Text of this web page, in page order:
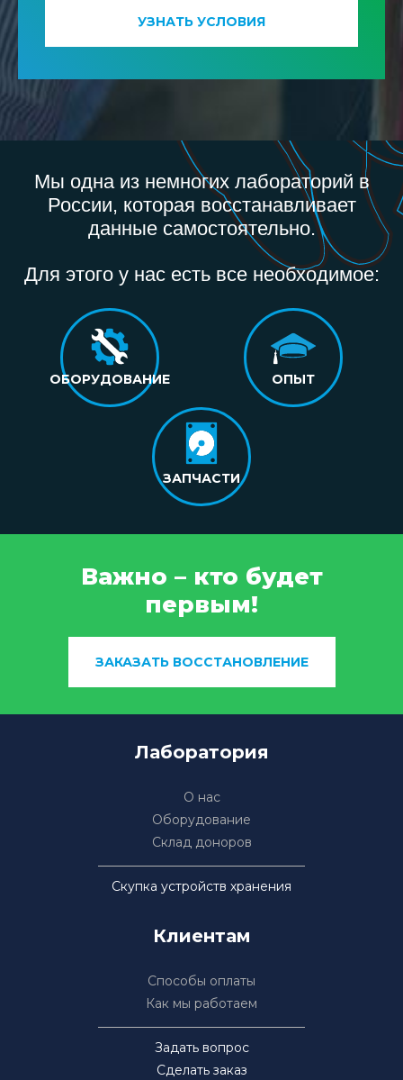
УЗНАТЬ УСЛОВИЯ
Мы одна из немногих лабораторий в
России, которая восстанавливает
данные самостоятельно.
Для этого у нас есть все необходимое:
ОБОРУДОВАНИЕ ОПЫТ
ЗАПЧАСТИ
Важно – кто будет
первым!
ЗАКАЗАТЬ ВОССТАНОВЛЕНИЕ
Лаборатория
О нас
Оборудование
Склад доноров
Скупка устройств хранения
Клиентам
Способы оплаты
Как мы работаем
Задать вопрос
Сделать заказ